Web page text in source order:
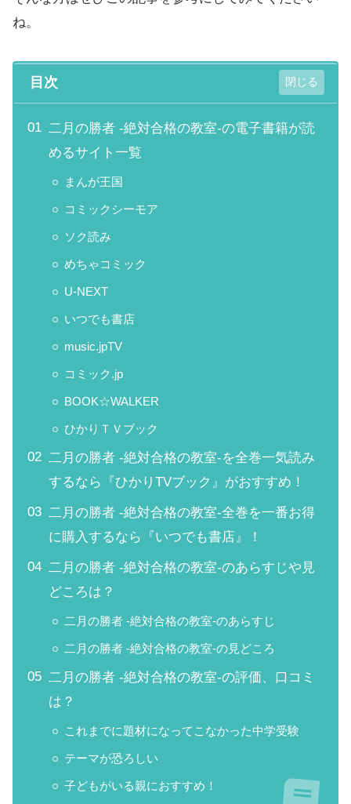
ね。
目次
二月の勝者 -絶対合格の教室-の電子書籍が読
めるサイト一覧
まんが王国
コミックシーモア
ソク読み
めちゃコミック
U-NEXT
いつでも書店
music.jpTV
コミック.jp
BOOK☆WALKER
ひかりＴＶブック
二月の勝者 -絶対合格の教室-を全巻一気読み
するなら『ひかりTVブック』がおすすめ！
二月の勝者 -絶対合格の教室-全巻を一番お得
に購入するなら『いつでも書店』！
二月の勝者 -絶対合格の教室-のあらすじや見
どころは？
二月の勝者 -絶対合格の教室-のあらすじ
二月の勝者 -絶対合格の教室-の見どころ
二月の勝者 -絶対合格の教室-の評価、口コミ
は？
これまでに題材になってこなかった中学受験
テーマが恐ろしい
子どもがいる親におすすめ！